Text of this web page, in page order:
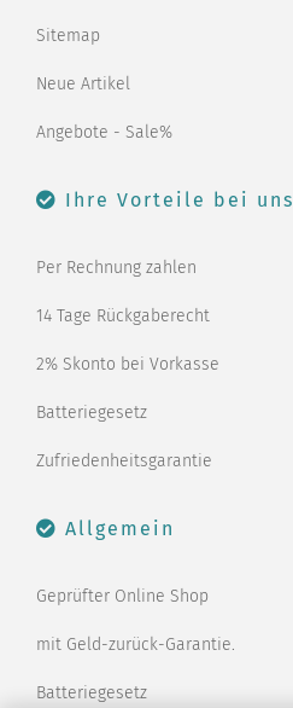
Sitemap
Neue Artikel
Angebote - Sale%
Ihre Vorteile bei uns
Per Rechnung zahlen
14 Tage Rückgaberecht
2% Skonto bei Vorkasse
Batteriegesetz
Zufriedenheitsgarantie
Allgemein
Geprüfter Online Shop
mit Geld-zurück-Garantie.
Batteriegesetz